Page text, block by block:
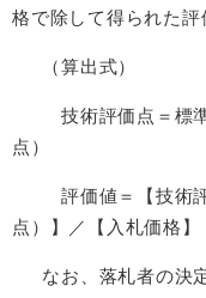
格で除して得られた評
（算出式）
技術評価点＝標準
点）
評価値＝【技術評
点）】／【入札価格】
なお、落札者の決定